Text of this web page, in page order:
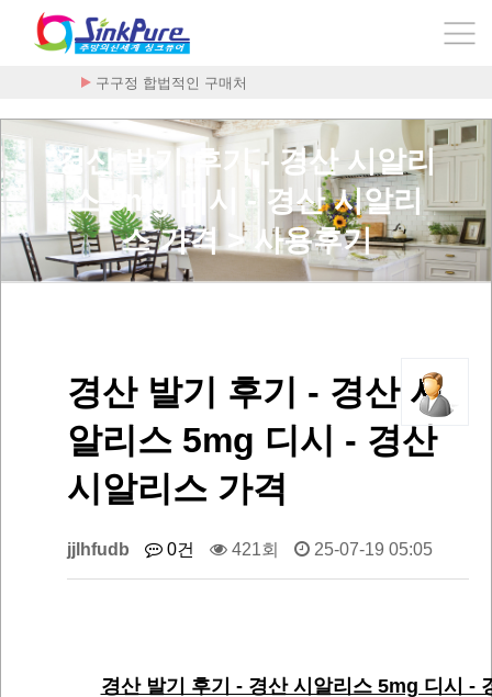
구구정 합법적인 구매처
경산 발기 후기 - 경산 시알리
스 5mg 디시 - 경산 시알리
스 가격 > 사용후기
경산 발기 후기 - 경산 시
알리스 5mg 디시 - 경산
시알리스 가격
jjlhfudb 0건 421회 25-07-19 05:05
경산 발기 후기 - 경산 시알리스 5mg 디시 -